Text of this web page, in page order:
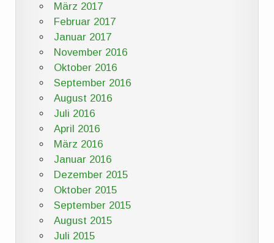
März 2017
Februar 2017
Januar 2017
November 2016
Oktober 2016
September 2016
August 2016
Juli 2016
April 2016
März 2016
Januar 2016
Dezember 2015
Oktober 2015
September 2015
August 2015
Juli 2015